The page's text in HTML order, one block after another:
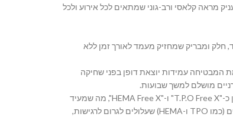
מראה קלאסי ורב-גוני שמתאים לכל אירוע ולכל
חלק ומבריק שמחזיק מעמד לאורך זמן ללא
המבטיחה עמידות יוצאת דופן בפני שחיקה
מושלם למשך שבועות.
• נוסחה ידידותית: המוצר מסומן כ-"T.P.O Free X" ו-"HEMA Free X", מה שמעיד
על נוסחה נקייה מרכיבים מסוימים (כמו TPO ו-HEMA) שעלולים לגרום לרגישות,